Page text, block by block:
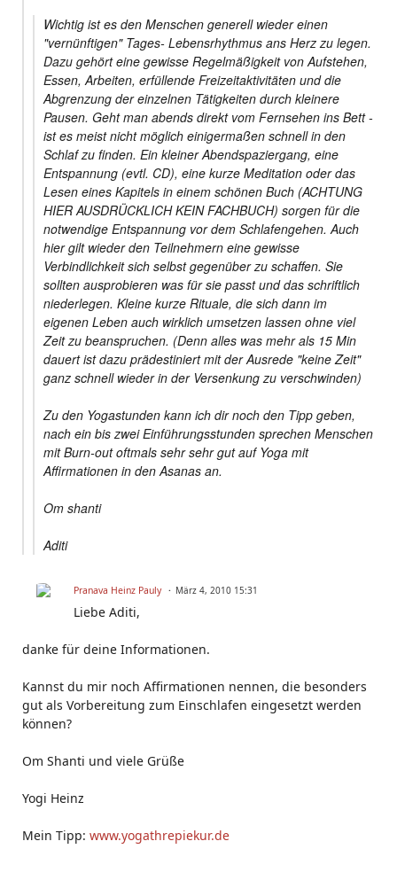
Wichtig ist es den Menschen generell wieder einen
"vernünftigen" Tages- Lebensrhythmus ans Herz zu legen.
Dazu gehört eine gewisse Regelmäßigkeit von Aufstehen,
Essen, Arbeiten, erfüllende Freizeitaktivitäten und die
Abgrenzung der einzelnen Tätigkeiten durch kleinere
Pausen. Geht man abends direkt vom Fernsehen ins Bett -
ist es meist nicht möglich einigermaßen schnell in den
Schlaf zu finden. Ein kleiner Abendspaziergang, eine
Entspannung (evtl. CD), eine kurze Meditation oder das
Lesen eines Kapitels in einem schönen Buch (ACHTUNG
HIER AUSDRÜCKLICH KEIN FACHBUCH) sorgen für die
notwendige Entspannung vor dem Schlafengehen. Auch
hier gilt wieder den Teilnehmern eine gewisse
Verbindlichkeit sich selbst gegenüber zu schaffen. Sie
sollten ausprobieren was für sie passt und das schriftlich
niederlegen. Kleine kurze Rituale, die sich dann im
eigenen Leben auch wirklich umsetzen lassen ohne viel
Zeit zu beanspruchen. (Denn alles was mehr als 15 Min
dauert ist dazu prädestiniert mit der Ausrede "keine Zeit"
ganz schnell wieder in der Versenkung zu verschwinden)
Zu den Yogastunden kann ich dir noch den Tipp geben,
nach ein bis zwei Einführungsstunden sprechen Menschen
mit Burn-out oftmals sehr sehr gut auf Yoga mit
Affirmationen in den Asanas an.
Om shanti
Aditi
Pranava Heinz Pauly März 4, 2010 15:31
Liebe Aditi,
danke für deine Informationen.
Kannst du mir noch Affirmationen nennen, die besonders
gut als Vorbereitung zum Einschlafen eingesetzt werden
können?
Om Shanti und viele Grüße
Yogi Heinz
Mein Tipp: www.yogathrepiekur.de